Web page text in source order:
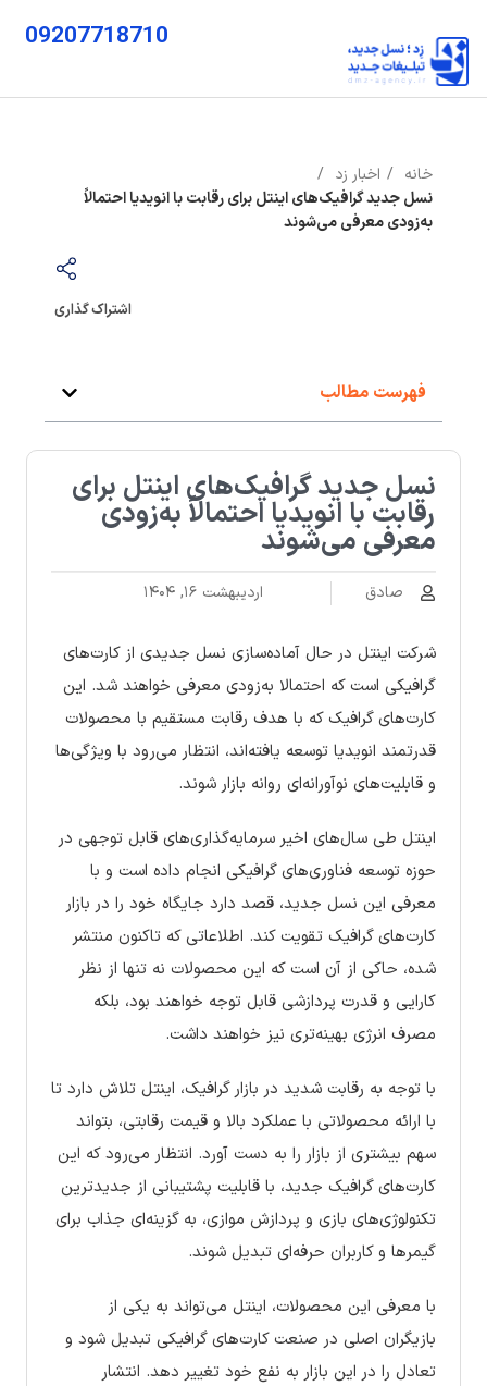
09207718710
خانه
اخبار زد
نسل جدید گرافیک‌های اینتل برای رقابت با انویدیا احتمالاً
به‌زودی معرفی می‌شوند
اشتراک گذاری
فهرست مطالب
نسل جدید گرافیک‌های اینتل برای
رقابت با انویدیا احتمالاً به‌زودی
معرفی می‌شوند
صادق اردیبهشت ۱۶, ۱۴۰۴
شرکت اینتل در حال آماده‌سازی نسل جدیدی از کارت‌های
گرافیکی است که احتمالا به‌زودی معرفی خواهند شد. این
کارت‌های گرافیک که با هدف رقابت مستقیم با محصولات
قدرتمند انویدیا توسعه یافته‌اند، انتظار می‌رود با ویژگی‌ها
و قابلیت‌های نوآورانه‌ای روانه بازار شوند.
اینتل طی سال‌های اخیر سرمایه‌گذاری‌های قابل توجهی در
حوزه توسعه فناوری‌های گرافیکی انجام داده است و با
معرفی این نسل جدید، قصد دارد جایگاه خود را در بازار
کارت‌های گرافیک تقویت کند. اطلاعاتی که تاکنون منتشر
شده، حاکی از آن است که این محصولات نه تنها از نظر
کارایی و قدرت پردازشی قابل توجه خواهند بود، بلکه
مصرف انرژی بهینه‌تری نیز خواهند داشت.
با توجه به رقابت شدید در بازار گرافیک، اینتل تلاش دارد تا
با ارائه محصولاتی با عملکرد بالا و قیمت رقابتی، بتواند
سهم بیشتری از بازار را به دست آورد. انتظار می‌رود که این
کارت‌های گرافیک جدید، با قابلیت پشتیبانی از جدیدترین
تکنولوژی‌های بازی و پردازش موازی، به گزینه‌ای جذاب برای
گیمرها و کاربران حرفه‌ای تبدیل شوند.
با معرفی این محصولات، اینتل می‌تواند به یکی از
بازیگران اصلی در صنعت کارت‌های گرافیکی تبدیل شود و
تعادل را در این بازار به نفع خود تغییر دهد. انتشار